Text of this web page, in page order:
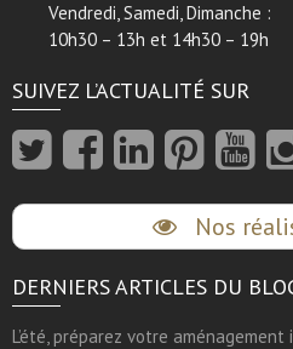
Vendredi, Samedi, Dimanche :
10h30 – 13h et 14h30 – 19h
SUIVEZ L’ACTUALITÉ SUR
Nos
DERNIERS ARTICLES DU
L’été, préparez votre